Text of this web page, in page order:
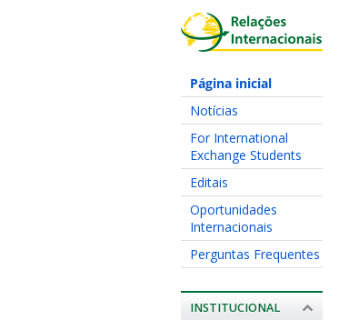
Página inicial
Notícias
For International
Exchange Students
Editais
Oportunidades
Internacionais
Perguntas Frequentes
INSTITUCIONAL